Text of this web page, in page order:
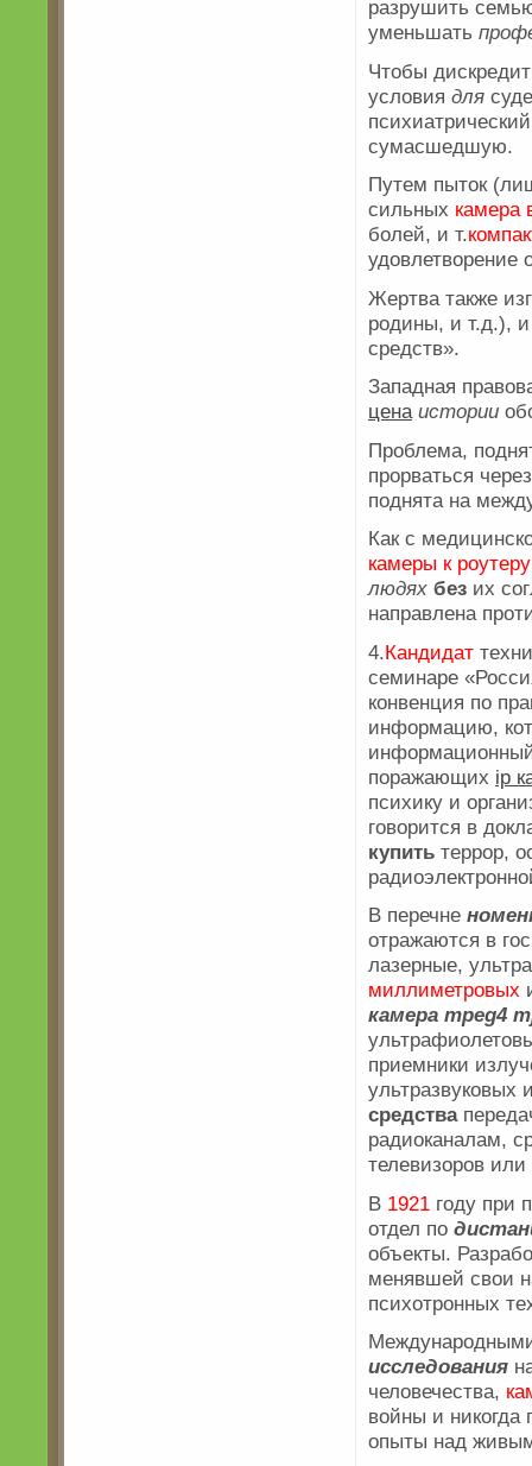
разрушить
уменьшать
Чтобы
условия для
сумасшедшую.
Путем пыток
сильных камера
болей, и т.
удовлетворение
Жертва также
родины, и т.д.),
средств».
Западная
цена истории
Проблема,
прорваться
поднята на
Как с
камеры к
людях без их
направлена
4.Кандидат
семинаре
конвенция по
информацию,
поражающих ip
психику и
говорится в
купить террор,
В перечне
отражаются в
лазерные,
миллиметровых
камера mpeg4
приемники
средства
радиоканалам,
телевизоров
В 1921 году при
отдел по
объекты.
менявшей свои
психотронных
исследования
человечества,
войны и
опыты над